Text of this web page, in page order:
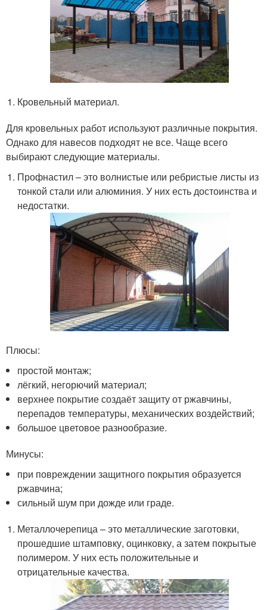
Кровельный материал.
Для кровельных работ используют различные покрытия.
Однако для навесов подходят не все. Чаще всего
выбирают следующие материалы.
Профнастил – это волнистые или ребристые листы из
тонкой стали или алюминия. У них есть достоинства и
недостатки.
Плюсы:
простой монтаж;
лёгкий, негорючий материал;
верхнее покрытие создаёт защиту от ржавчины,
перепадов температуры, механических воздействий;
большое цветовое разнообразие.
Минусы:
при повреждении защитного покрытия образуется
ржавчина;
сильный шум при дожде или граде.
Металлочерепица – это металлические заготовки,
прошедшие штамповку, оцинковку, а затем покрытые
полимером. У них есть положительные и
отрицательные качества.